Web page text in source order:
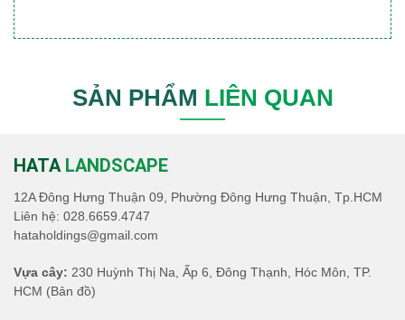
SẢN PHẨM LIÊN QUAN
HATA LANDSCAPE
12A Đông Hưng Thuận 09, Phường Đông Hưng Thuận, Tp.HCM
Liên hệ: 028.6659.4747
hataholdings@gmail.com
Vựa cây: 230 Huỳnh Thị Na, Ấp 6, Đông Thạnh, Hóc Môn, TP.
HCM (Bản đồ)